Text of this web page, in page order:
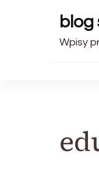
Wpisy